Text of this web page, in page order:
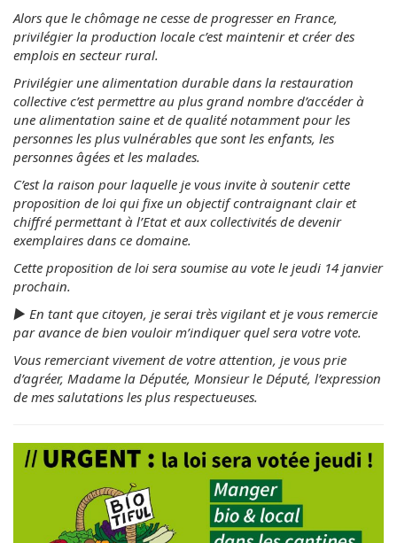
Alors que le chômage ne cesse de progresser en France,
privilégier la production locale c’est maintenir et créer des
emplois en secteur rural.
Privilégier une alimentation durable dans la restauration
collective c’est permettre au plus grand nombre d’accéder à
une alimentation saine et de qualité notamment pour les
personnes les plus vulnérables que sont les enfants, les
personnes âgées et les malades.
C’est la raison pour laquelle je vous invite à soutenir cette
proposition de loi qui fixe un objectif contraignant clair et
chiffré permettant à l’Etat et aux collectivités de devenir
exemplaires dans ce domaine.
Cette proposition de loi sera soumise au vote le jeudi 14 janvier
prochain.
► En tant que citoyen, je serai très vigilant et je vous remercie
par avance de bien vouloir m’indiquer quel sera votre vote.
Vous remerciant vivement de votre attention, je vous prie
d’agréer, Madame la Députée, Monsieur le Député, l’expression
de mes salutations les plus respectueuses.